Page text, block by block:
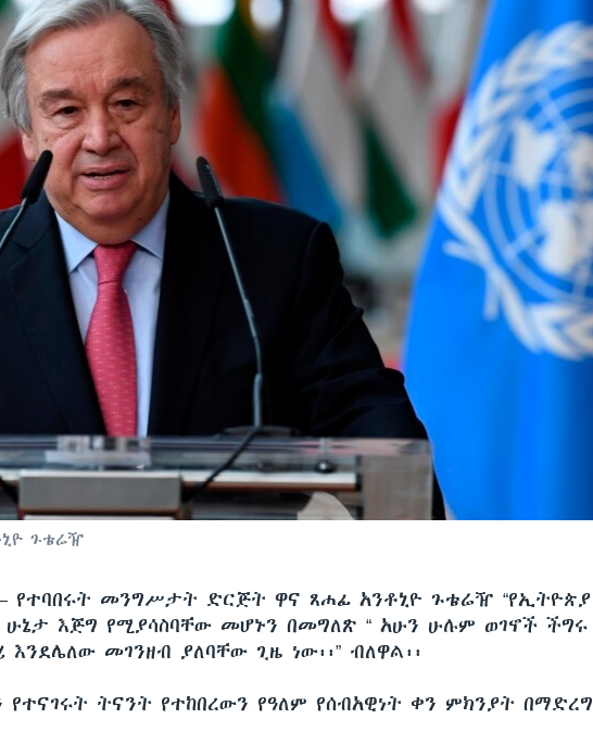
ጉቴሬዥ
የተባበሩት መንግሥታት ድርጅት ዋና ጸሐፊ አንቶኒዮ ጉቴሬዥ “የኢትዮጵያ
እጅግ የሚያሳስባቸው መሆኑን በመግለጽ “ አሁን ሁሉም ወገኖች ችግሩ
መገንዘብ ያለባቸው ጊዜ ነው፡፡” ብለዋል፡፡
ትናንት የተከበረውን የዓለም የሰብአዊነት ቀን ምክንያት በማድረግ